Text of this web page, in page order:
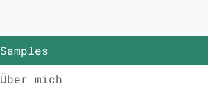
Samples
Über mich